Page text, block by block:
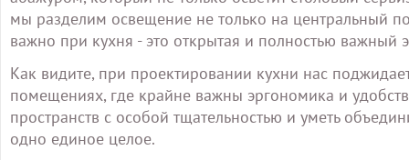
мы разделим освещение не только на центральный
важно при кухня - это открытая и полностью важный
Как видите, при проектировании кухни нас
помещениях, где крайне важны эргономика и
пространств с особой тщательностью и уметь
одно единое целое.